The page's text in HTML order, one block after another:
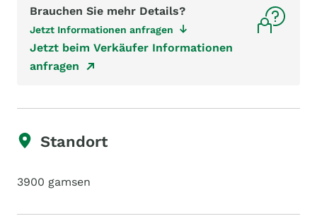
Brauchen Sie mehr Details?
Jetzt Informationen anfragen
Jetzt beim Verkäufer Informationen
anfragen
Standort
3900 gamsen